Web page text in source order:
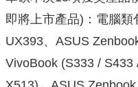
即將上市產品)：電腦
UX393、ASUS
VivoBook (S333 /